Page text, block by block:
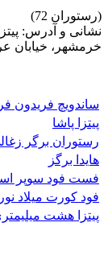
(رستوران 72)
خرمشهر، خیابان
ساندویچ فریدون
پیتزا پاشا
رستوران برگر
هایدا برگز
فست فود سوپر
فود کورت میلاد نور
پیتزا هشت